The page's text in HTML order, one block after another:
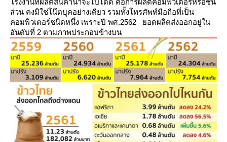
รงงานที่ผลิตสินค้าน่าจะไปได้ดี คือการผลิตคอมพิวเตอร์หรือชิ้น
ส่วน คงมิใช่โน๊ตบุคอย่างเดียว รวมทั้งโทรศัพท์มือถือที่เป็น
คอมพิวเตอร์ชนิดหนึ่ง เพราะปี พศ.2562 ยอดผลิตส่งออกอยู่ใน
อันดับที่ 2 ตามภาพประกอบข้างบน